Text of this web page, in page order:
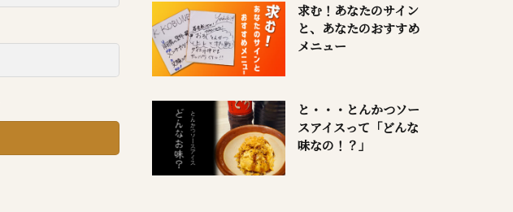
求む！あなたのサイン
と、あなたのおすすめ
メニュー
と・・・とんかつソー
スアイスって「どんな
味なの！？」